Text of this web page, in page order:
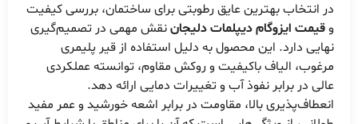
در انتخاب بهترین عایق رطوبتی برای ساختمان، بررسی کیفیت
وقیمت ایزوگام دیپلمات دلیجاننقش مهمی در تصمیم‌گیری
نهایی دارد. این محصول به دلیل استفاده از قیر پلیمری
مرغوب، الیاف باکیفیت و روکش مقاوم، توانسته عملکردی
عالی در برابر نفوذ آب و تغییرات دمایی ارائه دهد.
انعطاف‌پذیری بالا، مقاومت در برابر اشعه خورشید و عمر مفید